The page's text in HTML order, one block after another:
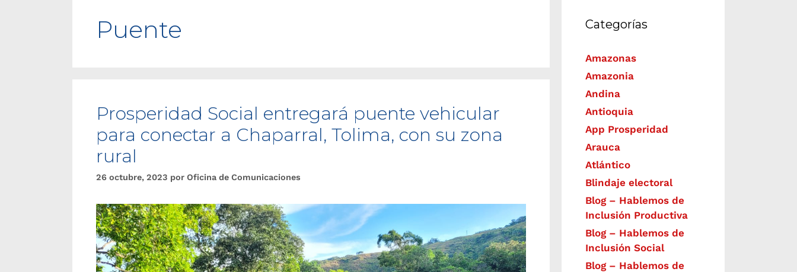
Puente
Prosperidad Social entregará puente vehicular
para conectar a Chaparral, Tolima, con su zona
rural
26 octubre, 2023 por Oficina de Comunicaciones
Categorías
Amazonas
Amazonia
Andina
Antioquia
App Prosperidad
Arauca
Atlántico
Blindaje electoral
Blog – Hablemos de
Inclusión Productiva
Blog – Hablemos de
Inclusión Social
Blog – Hablemos de